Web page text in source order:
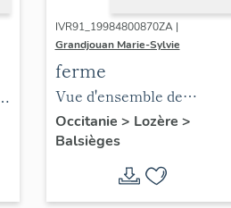
IVR91_19984800870ZA |
Grandjouan Marie-Sylvie
ferme
Vue d'ensemble de
l'élévation est du logis sur
le chemin
Occitanie > Lozère >
Balsièges